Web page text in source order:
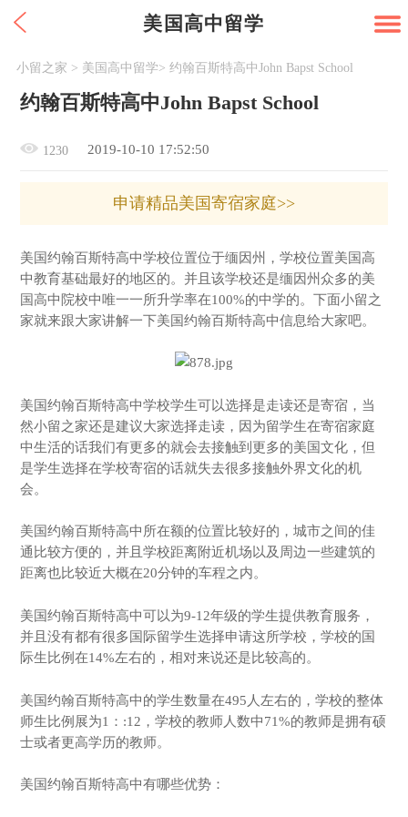
美国高中留学
小留之家 > 美国高中留学> 约翰百斯特高中John Bapst School
约翰百斯特高中John Bapst School
1230 2019-10-10 17:52:50
申请精品美国寄宿家庭>>
美国约翰百斯特高中学校位置位于缅因州，学校位置美国高
中教育基础最好的地区的。并且该学校还是缅因州众多的美
国高中院校中唯一一所升学率在100%的中学的。下面小留之
家就来跟大家讲解一下美国约翰百斯特高中信息给大家吧。
美国约翰百斯特高中学校学生可以选择是走读还是寄宿，当
然小留之家还是建议大家选择走读，因为留学生在寄宿家庭
中生活的话我们有更多的就会去接触到更多的美国文化，但
是学生选择在学校寄宿的话就失去很多接触外界文化的机
会。
美国约翰百斯特高中所在额的位置比较好的，城市之间的佳
通比较方便的，并且学校距离附近机场以及周边一些建筑的
距离也比较近大概在20分钟的车程之内。
美国约翰百斯特高中可以为9-12年级的学生提供教育服务，
并且没有都有很多国际留学生选择申请这所学校，学校的国
际生比例在14%左右的，相对来说还是比较高的。
美国约翰百斯特高中的学生数量在495人左右的，学校的整体
师生比例展为1：:12，学校的教师人数中71%的教师是拥有硕
士或者更高学历的教师。
美国约翰百斯特高中有哪些优势：